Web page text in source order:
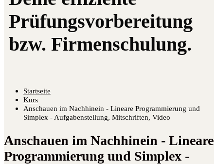
Startseite
Kurs
Anschauen im Nachhinein - Lineare Programmierung und
Simplex - Aufgabenstellung, Mitschriften, Video
Anschauen im Nachhinein - Lineare
Programmierung und Simplex -